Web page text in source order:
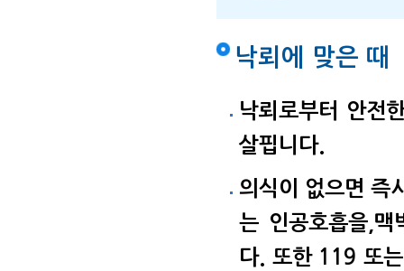
낙뢰에 맞은 때
낙뢰로부터 안전
살핍니다.
의식이 없으면 즉
는 인공호흡을,
다. 또한 119 또